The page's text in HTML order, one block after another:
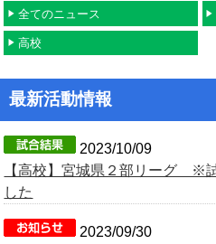
TOP
全てのニュース
高校
最新活動情報
2023/10/09
【高校】宮城県２部リーグ ※
した
2023/09/30